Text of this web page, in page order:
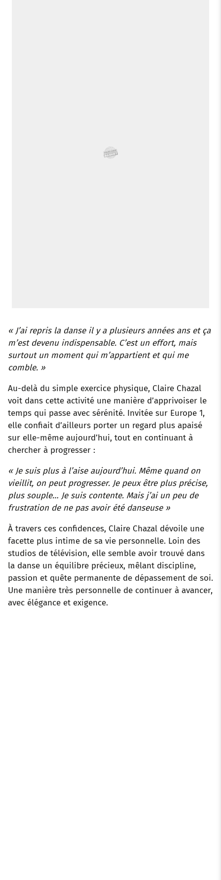
« J’ai repris la danse il y a plusieurs années ans et ça
m’est devenu indispensable. C’est un effort, mais
surtout un moment qui m’appartient et qui me
comble. »
Au-delà du simple exercice physique, Claire Chazal
voit dans cette activité une manière d’apprivoiser le
temps qui passe avec sérénité. Invitée sur Europe 1,
elle confiait d’ailleurs porter un regard plus apaisé
sur elle-même aujourd’hui, tout en continuant à
chercher à progresser :
« Je suis plus à l’aise aujourd’hui. Même quand on
vieillit, on peut progresser. Je peux être plus précise,
plus souple… Je suis contente. Mais j’ai un peu de
frustration de ne pas avoir été danseuse »
À travers ces confidences, Claire Chazal dévoile une
facette plus intime de sa vie personnelle. Loin des
studios de télévision, elle semble avoir trouvé dans
la danse un équilibre précieux, mêlant discipline,
passion et quête permanente de dépassement de soi.
Une manière très personnelle de continuer à avancer,
avec élégance et exigence.